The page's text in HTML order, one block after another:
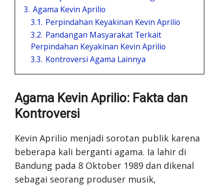
3. Agama Kevin Aprilio
3.1. Perpindahan Keyakinan Kevin Aprilio
3.2. Pandangan Masyarakat Terkait
Perpindahan Keyakinan Kevin Aprilio
3.3. Kontroversi Agama Lainnya
Agama Kevin Aprilio: Fakta dan
Kontroversi
Kevin Aprilio menjadi sorotan publik karena
beberapa kali berganti agama. Ia lahir di
Bandung pada 8 Oktober 1989 dan dikenal
sebagai seorang produser musik,